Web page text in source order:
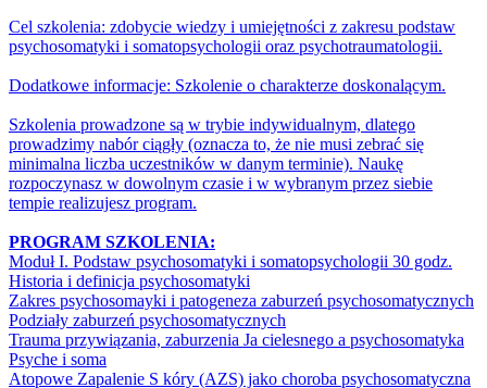
Cel szkolenia: zdobycie wiedzy i umiejętności z zakresu podstaw
psychosomatyki i somatopsychologii oraz psychotraumatologii.
Dodatkowe informacje: Szkolenie o charakterze doskonalącym.
Szkolenia prowadzone są w trybie indywidualnym, dlatego
prowadzimy nabór ciągły (oznacza to, że nie musi zebrać się
minimalna liczba uczestników w danym terminie). Naukę
rozpoczynasz w dowolnym czasie i w wybranym przez siebie
tempie realizujesz program.
PROGRAM SZKOLENIA:
Moduł I. Podstaw psychosomatyki i somatopsychologii 30 godz.
Historia i definicja psychosomatyki
Zakres psychosomayki i patogeneza zaburzeń psychosomatycznych
Podziały zaburzeń psychosomatycznych
Trauma przywiązania, zaburzenia Ja cielesnego a psychosomatyka
Psyche i soma
Atopowe Zapalenie S kóry (AZS) jako choroba psychosomatyczna